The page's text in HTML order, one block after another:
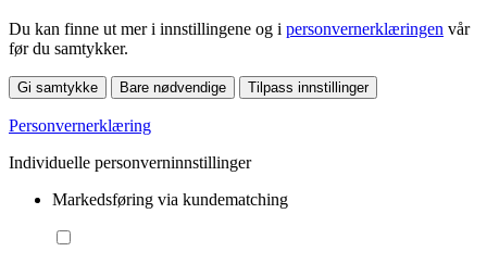
Du kan finne ut mer i innstillingene og i personvernerklæringen vår
før du samtykker.
Gi samtykke Bare nødvendige Tilpass innstillinger
Personvernerklæring
Individuelle personverninnstillinger
Markedsføring via kundematching